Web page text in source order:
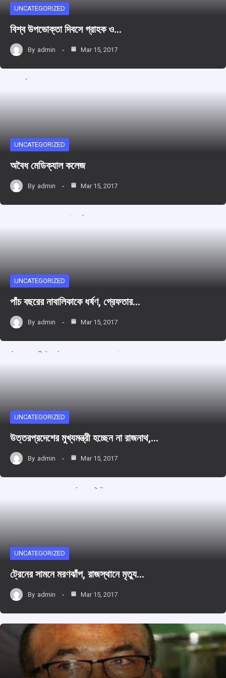
UNCATEGORIZED
বিশ্ব উপভোক্তা দিবসে গ্রাহক ও…
By admin Mar 15, 2017
UNCATEGORIZED
অবৈধ মেডিক্যাল কলেজ
By admin Mar 15, 2017
UNCATEGORIZED
পাঁচ বছরের নাবালিকাকে ধর্ষণ, গ্রেফতার…
By admin Mar 15, 2017
UNCATEGORIZED
উত্তরপ্রদেশের মুখ্যমন্ত্রী হচ্ছেন না রাজনাথ,…
By admin Mar 15, 2017
UNCATEGORIZED
ট্রেনের সামনে মরণঝাঁপ, রাজস্থানে মৃতু্য…
By admin Mar 15, 2017